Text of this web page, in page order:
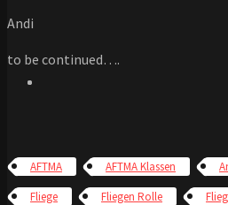
Andi
to be continued….
AFTMA AFTMA Klassen
Fliege
Fliegen Rolle